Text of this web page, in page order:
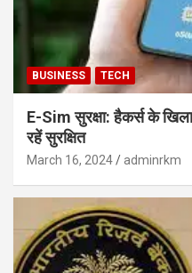
BUSINESS TECH
E-Sim सुरक्षा: हैकर्स के
रहें सुरक्षित
March 16, 2024 adminrkm